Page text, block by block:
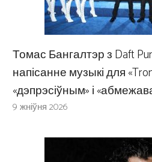
Томас Бангалтэр з Daft
напісанне музыкі для
«дэпрэсіўным» і
9 жніўня 2026